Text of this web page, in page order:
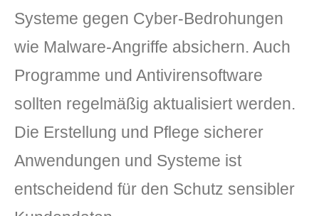
Systeme gegen Cyber-Bedrohungen
wie Malware-Angriffe absichern. Auch
Programme und Antivirensoftware
sollten regelmäßig aktualisiert werden.
Die Erstellung und Pflege sicherer
Anwendungen und Systeme ist
entscheidend für den Schutz sensibler